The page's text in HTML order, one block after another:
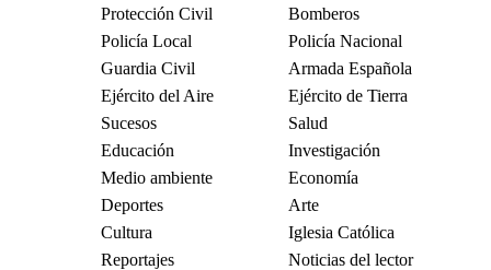
Protección Civil
Bomberos
Policía Local
Policía Nacional
Guardia Civil
Armada Española
Ejército del Aire
Ejército de Tierra
Sucesos
Salud
Educación
Investigación
Medio ambiente
Economía
Deportes
Arte
Cultura
Iglesia Católica
Reportajes
Noticias del lector